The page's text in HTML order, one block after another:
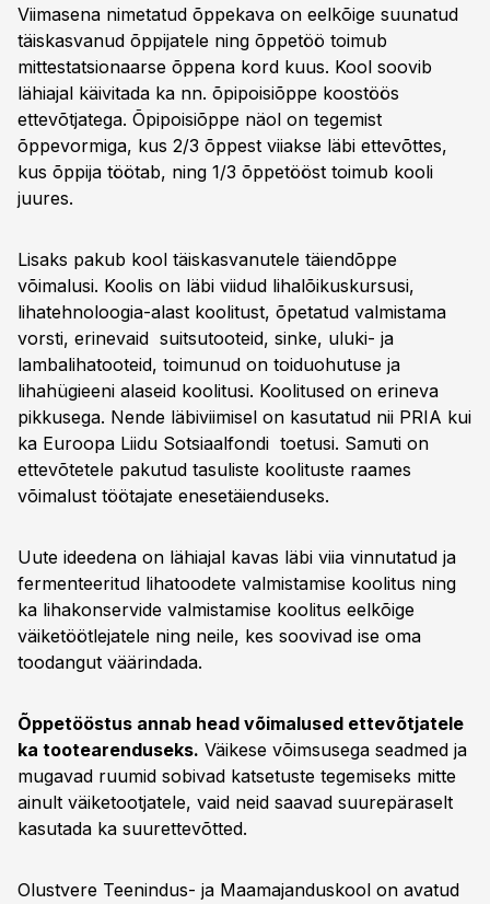
Viimasena nimetatud õppekava on eelkõige suunatud
täiskasvanud õppijatele ning õppetöö toimub
mittestatsionaarse õppena kord kuus. Kool soovib
lähiajal käivitada ka nn. õpipoisiõppe koostöös
ettevõtjatega. Õpipoisiõppe näol on tegemist
õppevormiga, kus 2/3 õppest viiakse läbi ettevõttes,
kus õppija töötab, ning 1/3 õppetööst toimub kooli
juures.
Lisaks pakub kool täiskasvanutele täiendõppe
võimalusi. Koolis on läbi viidud lihalõikuskursusi,
lihatehnoloogia-alast koolitust, õpetatud valmistama
vorsti, erinevaid suitsutooteid, sinke, uluki- ja
lambalihatooteid, toimunud on toiduohutuse ja
lihahügieeni alaseid koolitusi. Koolitused on erineva
pikkusega. Nende läbiviimisel on kasutatud nii PRIA kui
ka Euroopa Liidu Sotsiaalfondi toetusi. Samuti on
ettevõtetele pakutud tasuliste koolituste raames
võimalust töötajate enesetäienduseks.
Uute ideedena on lähiajal kavas läbi viia vinnutatud ja
fermenteeritud lihatoodete valmistamise koolitus ning
ka lihakonservide valmistamise koolitus eelkõige
väiketöötlejatele ning neile, kes soovivad ise oma
toodangut väärindada.
Õppetööstus annab head võimalused ettevõtjatele
ka tootearenduseks. Väikese võimsusega seadmed ja
mugavad ruumid sobivad katsetuste tegemiseks mitte
ainult väiketootjatele, vaid neid saavad suurepäraselt
kasutada ka suurettevõtted.
Olustvere Teenindus- ja Maamajanduskool on avatud